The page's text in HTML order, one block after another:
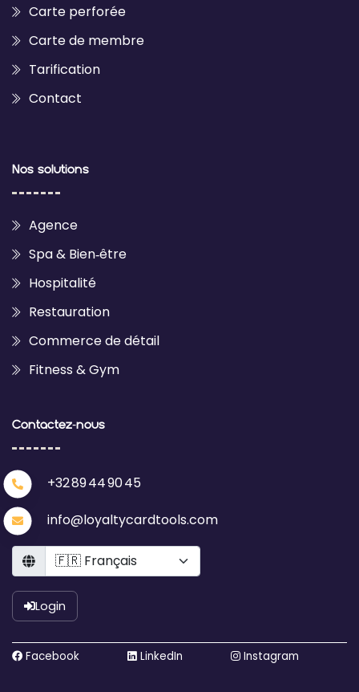
Carte perforée
Carte de membre
Tarification
Contact
Nos solutions
Agence
Spa & Bien‑être
Hospitalité
Restauration
Commerce de détail
Fitness & Gym
Contactez‑nous
+32 89 44 90 45
info@loyaltycardtools.com
Language
Login
Facebook LinkedIn Instagram